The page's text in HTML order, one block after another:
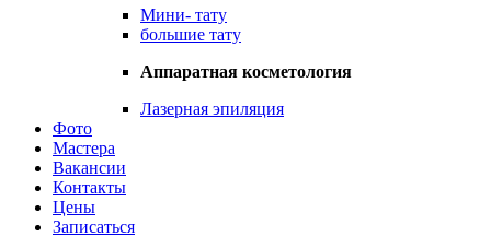
Мини- тату
большие тату
Аппаратная косметология
Лазерная эпиляция
Фото
Мастера
Вакансии
Контакты
Цены
Записаться